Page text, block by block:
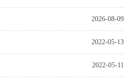
2026-08-09
2022-05-13
2022-05-11